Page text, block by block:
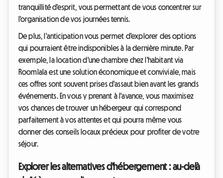
tranquillité d'esprit, vous permettant de vous concentrer sur
l'organisation de vos journées tennis.
De plus, l'anticipation vous permet d'explorer des options
qui pourraient être indisponibles à la dernière minute. Par
exemple, la location d'une chambre chez l'habitant via
Roomlala est une solution économique et conviviale, mais
ces offres sont souvent prises d'assaut bien avant les grands
événements. En vous y prenant à l'avance, vous maximisez
vos chances de trouver un hébergeur qui correspond
parfaitement à vos attentes et qui pourra même vous
donner des conseils locaux précieux pour profiter de votre
séjour.
Explorer les alternatives d'hébergement : au-delà